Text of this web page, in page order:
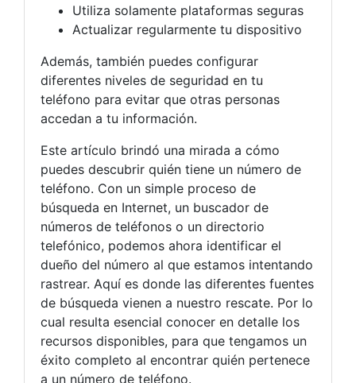
Utiliza solamente plataformas seguras
Actualizar regularmente tu dispositivo
Además, también puedes configurar
diferentes niveles de seguridad en tu
teléfono para evitar que otras personas
accedan a tu información.
Este artículo brindó una mirada a cómo
puedes descubrir quién tiene un número de
teléfono. Con un simple proceso de
búsqueda en Internet, un buscador de
números de teléfonos o un directorio
telefónico, podemos ahora identificar el
dueño del número al que estamos intentando
rastrear. Aquí es donde las diferentes fuentes
de búsqueda vienen a nuestro rescate. Por lo
cual resulta esencial conocer en detalle los
recursos disponibles, para que tengamos un
éxito completo al encontrar quién pertenece
a un número de teléfono.